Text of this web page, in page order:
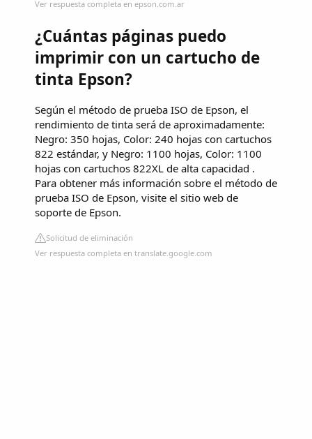
Ver respuesta completa en epson.com.ar
¿Cuántas páginas puedo
imprimir con un cartucho de
tinta Epson?
Según el método de prueba ISO de Epson, el
rendimiento de tinta será de aproximadamente:
Negro: 350 hojas, Color: 240 hojas con cartuchos
822 estándar, y Negro: 1100 hojas, Color: 1100
hojas con cartuchos 822XL de alta capacidad .
Para obtener más información sobre el método de
prueba ISO de Epson, visite el sitio web de
soporte de Epson.
Solicitud de eliminación
Ver respuesta completa en translate.google.com